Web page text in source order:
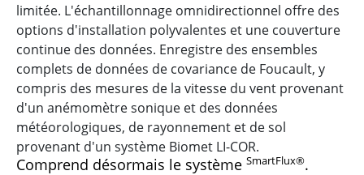
limitée. L'échantillonnage omnidirectionnel offre des
options d'installation polyvalentes et une couverture
continue des données. Enregistre des ensembles
complets de données de covariance de Foucault, y
compris des mesures de la vitesse du vent provenant
d'un anémomètre sonique et des données
météorologiques, de rayonnement et de sol
provenant d'un système Biomet LI-COR.
Comprend désormais le système SmartFlux®.